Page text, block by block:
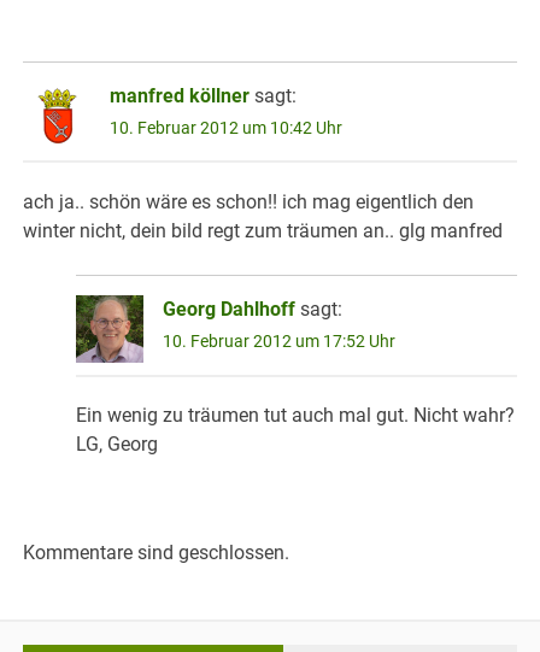
manfred köllner sagt:
10. Februar 2012 um 10:42 Uhr
ach ja.. schön wäre es schon!! ich mag eigentlich den
winter nicht, dein bild regt zum träumen an.. glg manfred
Georg Dahlhoff sagt:
10. Februar 2012 um 17:52 Uhr
Ein wenig zu träumen tut auch mal gut. Nicht wahr?
LG, Georg
Kommentare sind geschlossen.